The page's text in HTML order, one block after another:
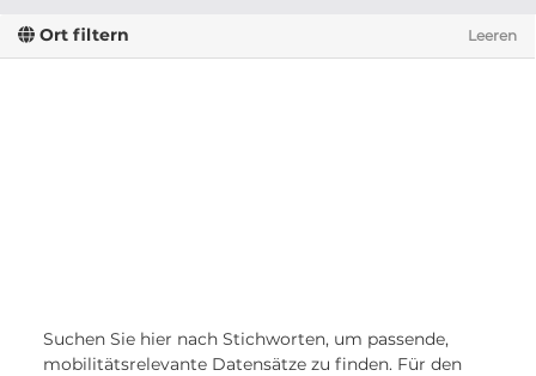
Ort filtern Leeren
Suchen Sie hier nach Stichworten, um passende,
mobilitätsrelevante Datensätze zu finden. Für den